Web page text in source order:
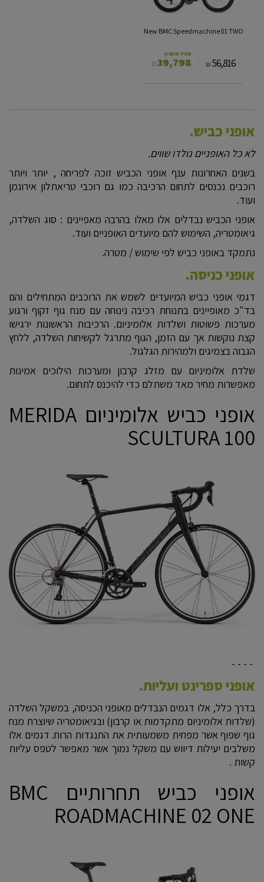
New BMC Speedmachine 01 TWO
מחיר מועדון
39,798
₪ 56,816
₪
אופני כביש.
לא כל האופניים נולדו שווים.
בשנים האחרונות ענף אופני הכביש זוכה לפריחה , יותר ויותר
רוכבים נכנסים לתחום הרכיבה כמו גם רוכבי טריאתלון אירונמן
ועוד.
אופני הכביש נבדלים אלו מאלו בהרבה מאפיינים : סוג השלדה,
גיאומטריה, השימוש להם מיועדים האופניים ועוד.
נתמקד באופני כביש לפי שימוש / מטרה.
אופני כניסה.
דגמי אופני כביש המיועדים לשמש את הרוכבים המתחילים והם
בד"כ מאופיינים בתנוחת רכיבה נינוחה עם מנח גוף זקוף ורגוע
מערכות פשוטות ושלדות אלומיניום. הרכיבות הראשונות ירגישו
קצת נוקשות אך עם הזמן, הגוף מתרגל לקשיחות השלדה, ללחץ
הגבוה בצמיגים ולמהירות הגלגול.
שלדת אלומיניום עם מזלג קרבון ומערכות הילוכים אמינות
מאפשרות מחיר מאד משתלם כדי להיכנס לתחום.
אופני כביש אלומיניום MERIDA
SCULTURA 100
- - - -
אופני ספרינט ועליות.
בדרך כלל, אלו דגמים הנבדלים מאופני הכניסה, במשקל השלדה
(שלדות אלומיניום מתקדמות או קרבון) ובגיאומטריה שיוצרת מנח
גוף שפוף אשר מפחית משמעותית את התנגדות הרוח. דגמים אלו
משלבים יעילות דיווש עם משקל נמוך אשר מאפשר לטפס עליות
קשות .
אופני כביש תחרותיים BMC
ROADMACHINE 02 ONE